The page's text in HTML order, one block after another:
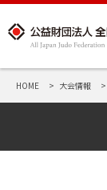
HOME 大会情報